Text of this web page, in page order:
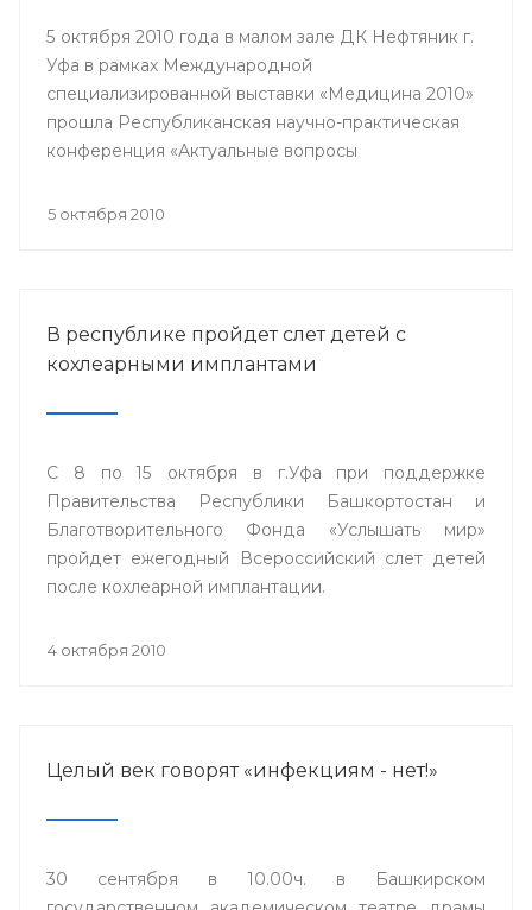
5 октября 2010 года в малом зале ДК Нефтяник г.
Уфа в рамках Международной
специализированной выставки «Медицина 2010»
прошла Республиканская научно-практическая
конференция «Актуальные вопросы
5 октября 2010
В республике пройдет слет детей с
кохлеарными имплантами
С 8 по 15 октября в г.Уфа при поддержке
Правительства Республики Башкортостан и
Благотворительного Фонда «Услышать мир»
пройдет ежегодный Всероссийский слет детей
после кохлеарной имплантации.
4 октября 2010
Целый век говорят «инфекциям - нет!»
30 сентября в 10.00ч. в Башкирском